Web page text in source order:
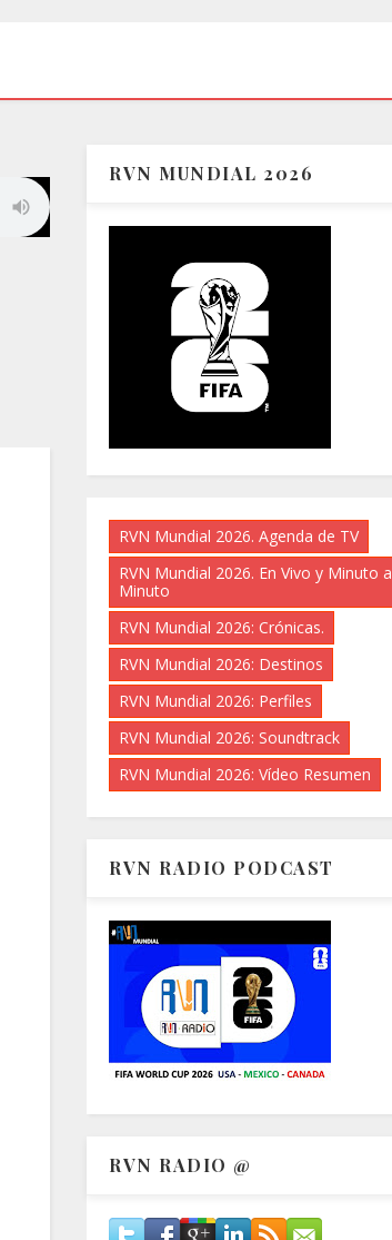
RVN MUNDIAL 2026
RVN Mundial 2026. Agenda de TV
RVN Mundial 2026. En Vivo y Minuto a
Minuto
RVN Mundial 2026: Crónicas.
RVN Mundial 2026: Destinos
RVN Mundial 2026: Perfiles
RVN Mundial 2026: Soundtrack
RVN Mundial 2026: Vídeo Resumen
RVN RADIO PODCAST
RVN RADIO @